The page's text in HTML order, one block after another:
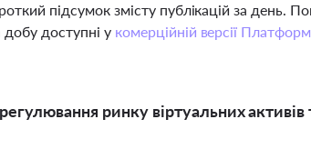
підсумок змісту публікацій за день.
доступні у комерційній версії
ринку віртуальних